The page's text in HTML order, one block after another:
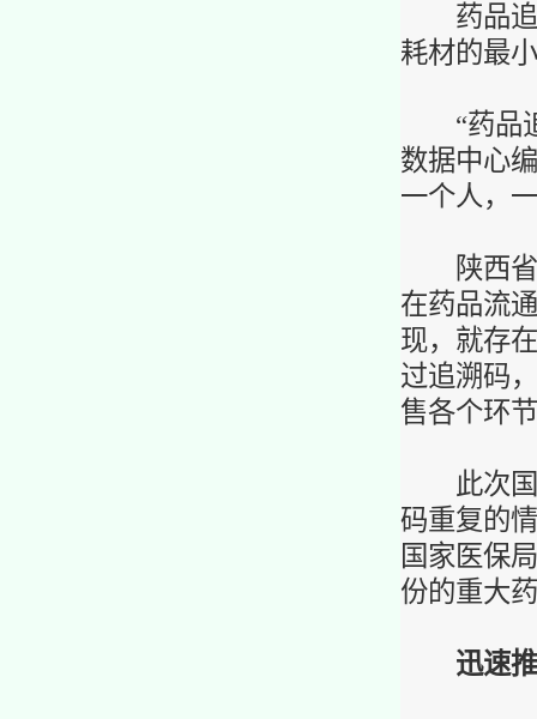
药品追
耗材的最
“药品追
数据中心
一个人，
陕西省
在药品流
现，就存在
过追溯码
售各个环
此次国
码重复的
国家医保
份的重大
迅速